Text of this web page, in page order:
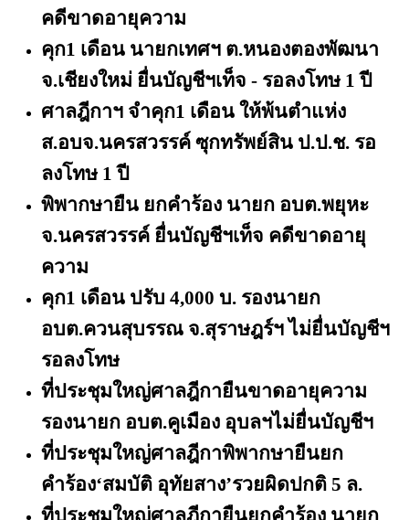
คดีขาดอายุความ
คุก1 เดือน นายกเทศฯ ต.หนองตองพัฒนา
จ.เชียงใหม่ ยื่นบัญชีฯเท็จ - รอลงโทษ 1 ปี
ศาลฎีกาฯ จําคุก1 เดือน ให้พ้นตำแห่ง
ส.อบจ.นครสวรรค์ ซุกทรัพย์สิน ป.ป.ช. รอ
ลงโทษ 1 ปี
พิพากษายืน ยกคำร้อง นายก อบต.พยุหะ
จ.นครสวรรค์ ยื่นบัญชีฯเท็จ คดีขาดอายุ
ความ
คุก1 เดือน ปรับ 4,000 บ. รองนายก
อบต.ควนสุบรรณ จ.สุราษฎร์ฯ ไม่ยื่นบัญชีฯ
รอลงโทษ
ที่ประชุมใหญ่ศาลฎีกายืนขาดอายุความ
รองนายก อบต.คูเมือง อุบลฯไม่ยื่นบัญชีฯ
ที่ประชุมใหญ่ศาลฎีกาพิพากษายืนยก
คำร้อง‘สมบัติ อุทัยสาง’รวยผิดปกติ 5 ล.
ที่ประชุมใหญ่ศาลฎีกายืนยกคำร้อง นายก